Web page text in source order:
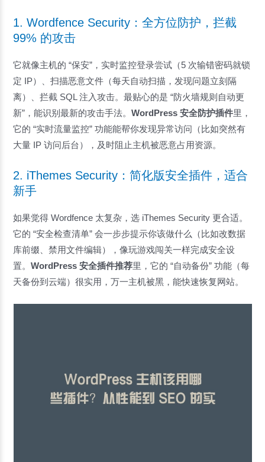
1. Wordfence Security：全方位防护，拦截
99% 的攻击
它就像主机的 “保安”，实时监控登录尝试（5 次输错密码就锁
定 IP）、扫描恶意文件（每天自动扫描，发现问题立刻隔
离）、拦截 SQL 注入攻击。最贴心的是 “防火墙规则自动更
新”，能识别最新的攻击手法。WordPress 安全防护插件里，
它的 “实时流量监控” 功能能帮你发现异常访问（比如突然有
大量 IP 访问后台），及时阻止主机被恶意占用资源。
2. iThemes Security：简化版安全插件，适合
新手
如果觉得 Wordfence 太复杂，选 iThemes Security 更合适。
它的 “安全检查清单” 会一步步提示你该做什么（比如改数据
库前缀、禁用文件编辑），像玩游戏闯关一样完成安全设
置。WordPress 安全插件推荐里，它的 “自动备份” 功能（每
天备份到云端）很实用，万一主机被黑，能快速恢复网站。